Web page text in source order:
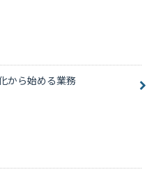
から始める業務